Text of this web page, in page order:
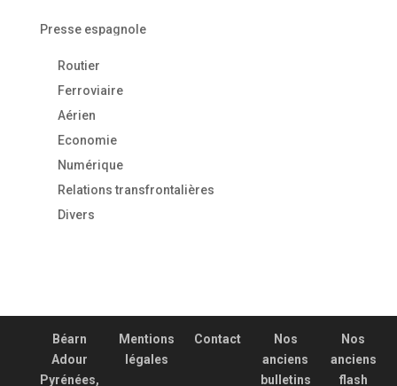
Presse espagnole
Routier
Ferroviaire
Aérien
Economie
Numérique
Relations transfrontalières
Divers
Béarn
Adour
Pyrénées,
Mentions
légales
Contact
Nos
anciens
bulletins
Nos
anciens
flash